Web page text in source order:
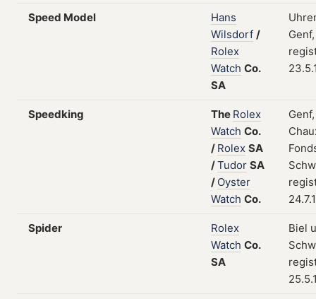
Speed Model
Hans
Wilsdorf /
Rolex
Watch Co.
SA
Speedking The Rolex
Watch Co.
/ Rolex SA
/Tudor SA
/ Oyster
Watch Co.
Spider
Rolex
Watch Co.
SA
Biel